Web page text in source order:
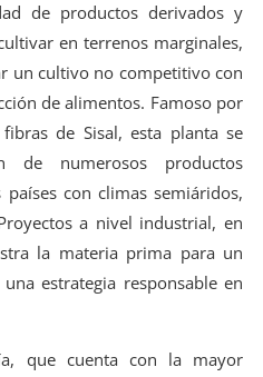
de productos derivados y
en terrenos marginales,
un cultivo no competitivo con
de alimentos. Famoso por
de Sisal, esta planta se
de numerosos productos
con climas semiáridos,
a nivel industrial, en
la materia prima para un
estrategia responsable en
que cuenta con la mayor